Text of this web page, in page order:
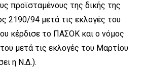
προϊσταμένους της δικής της
2190/94 μετά τις εκλογές του
κέρδισε το ΠΑΣΟΚ και ο νόμος
μετά τις εκλογές του Μαρτίου
η Ν.Δ.).